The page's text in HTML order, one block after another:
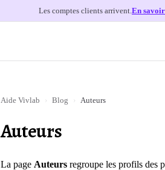
Les comptes clients arrivent. En savoir
Aide Vivlab › Blog › Auteurs
Auteurs
La page Auteurs regroupe les profils des